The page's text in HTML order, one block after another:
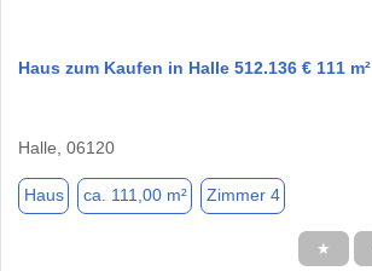
Haus zum Kaufen in Halle 512.136 € 111 m²
Halle, 06120
Haus ca. 111,00 m² Zimmer 4
★